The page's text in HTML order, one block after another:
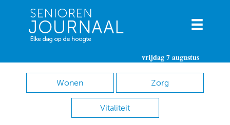
vrijdag 7 augustus
Wonen Zorg
Vitaliteit